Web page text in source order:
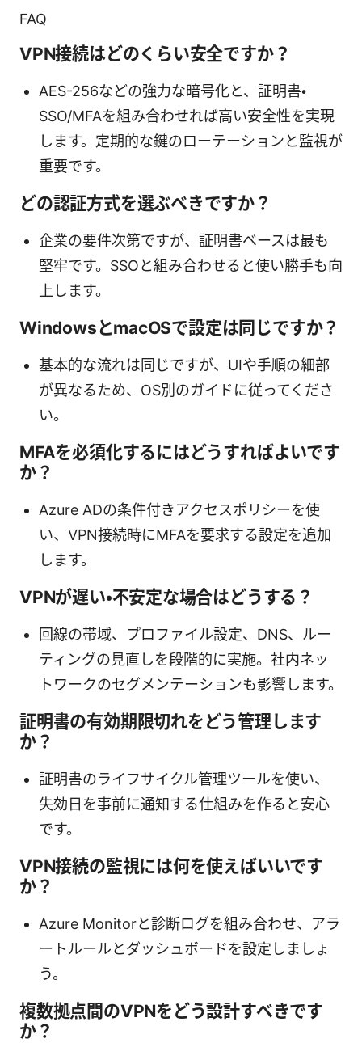
FAQ
VPN接続はどのくらい安全ですか？
AES-256などの強力な暗号化と、証明書・
SSO/MFAを組み合わせれば高い安全性を実現
します。定期的な鍵のローテーションと監視が
重要です。
どの認証方式を選ぶべきですか？
企業の要件次第ですが、証明書ベースは最も
堅牢です。SSOと組み合わせると使い勝手も向
上します。
WindowsとmacOSで設定は同じですか？
基本的な流れは同じですが、UIや手順の細部
が異なるため、OS別のガイドに従ってくださ
い。
MFAを必須化するにはどうすればよいです
か？
Azure ADの条件付きアクセスポリシーを使
い、VPN接続時にMFAを要求する設定を追加
します。
VPNが遅い・不安定な場合はどうする？
回線の帯域、プロファイル設定、DNS、ルー
ティングの見直しを段階的に実施。社内ネッ
トワークのセグメンテーションも影響します。
証明書の有効期限切れをどう管理します
か？
証明書のライフサイクル管理ツールを使い、
失効日を事前に通知する仕組みを作ると安心
です。
VPN接続の監視には何を使えばいいです
か？
Azure Monitorと診断ログを組み合わせ、アラ
ートルールとダッシュボードを設定しましょ
う。
複数拠点間のVPNをどう設計すべきです
か？